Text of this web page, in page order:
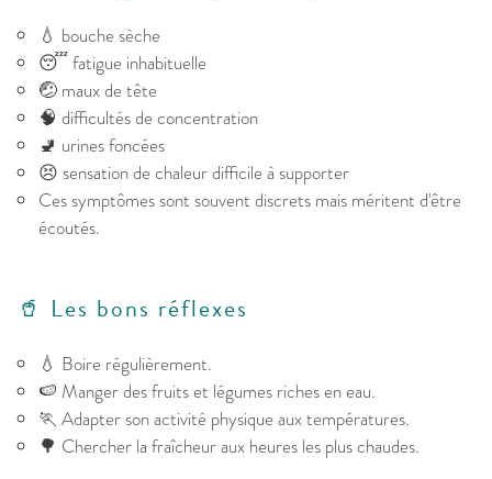
💧 bouche sèche
😴 fatigue inhabituelle
🤕 maux de tête
🧠 difficultés de concentration
🚽 urines foncées
😣 sensation de chaleur difficile à supporter
Ces symptômes sont souvent discrets mais méritent d'être
écoutés.
🥤 Les bons réflexes
💧 Boire régulièrement.
🍉 Manger des fruits et légumes riches en eau.
🏃 Adapter son activité physique aux températures.
🌳 Chercher la fraîcheur aux heures les plus chaudes.